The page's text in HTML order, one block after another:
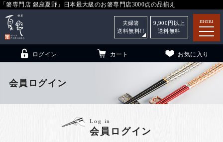
「箸専門店 銀座夏野」日本最大級のお箸専門店3000点の品揃え
menu
（贈答用・自宅用）
ログイン カート お気に入り
夫婦箸
送料無料!!
9,900 円以上
送料無料
会員ログイン
Log in
会員ログイン